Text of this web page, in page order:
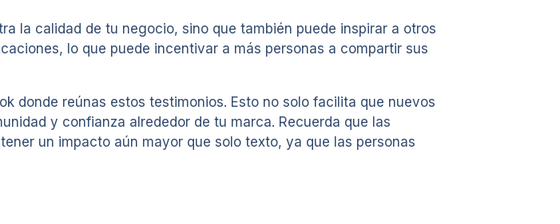
la calidad de tu negocio, sino que también puede inspirar a otros
lo que puede incentivar a más personas a compartir sus
donde reúnas estos testimonios. Esto no solo facilita que nuevos
y confianza alrededor de tu marca. Recuerda que las
un impacto aún mayor que solo texto, ya que las personas